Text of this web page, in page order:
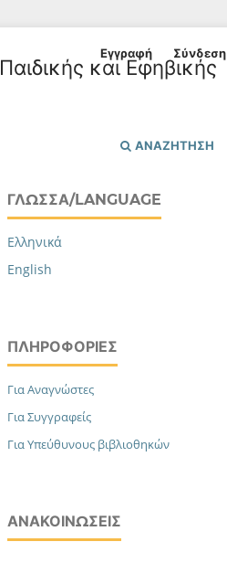
και Εφηβικής
ΑΝΑΖΉΤΗΣΗ
Εγγραφή Σύνδεση
ΓΛΏΣΣΑ/LANGUAGE
Ελληνικά
English
ΠΛΗΡΟΦΟΡΊΕΣ
Για Αναγνώστες
Για Συγγραφείς
Για Υπεύθυνους βιβλιοθηκών
ΑΝΑΚΟΙΝΏΣΕΙΣ